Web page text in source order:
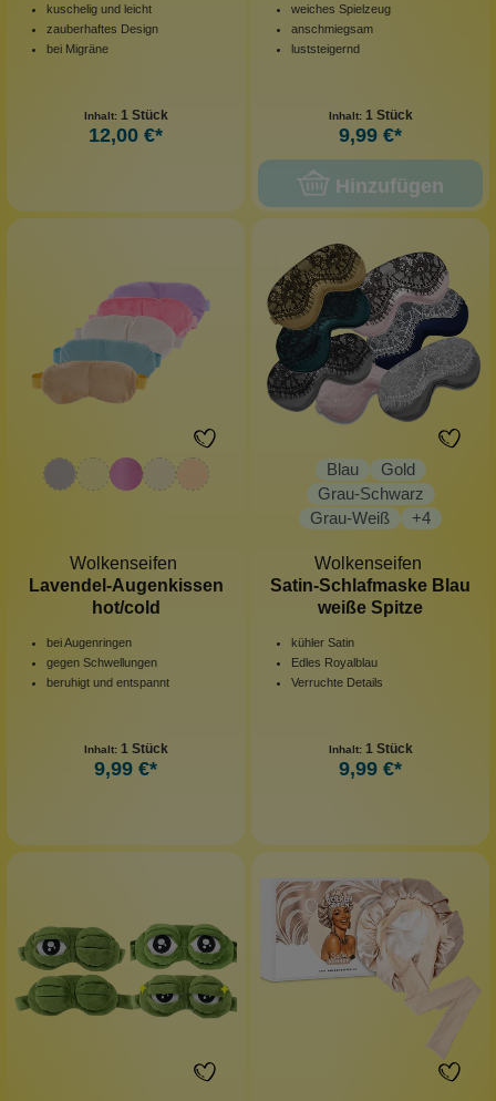
kuschelig und leicht
zauberhaftes Design
bei Migräne
Inhalt: 1 Stück
12,00 €*
weiches Spielzeug
anschmiegsam
luststeigernd
Inhalt: 1 Stück
9,99 €*
Hinzufügen
Wolkenseifen
Lavendel-Augenkissen
hot/cold
bei Augenringen
gegen Schwellungen
beruhigt und entspannt
Inhalt: 1 Stück
9,99 €*
Blau
Gold
Grau-Schwarz
Grau-Weiß
+4
Wolkenseifen
Satin-Schlafmaske Blau
weiße Spitze
kühler Satin
Edles Royalblau
Verruchte Details
Inhalt: 1 Stück
9,99 €*